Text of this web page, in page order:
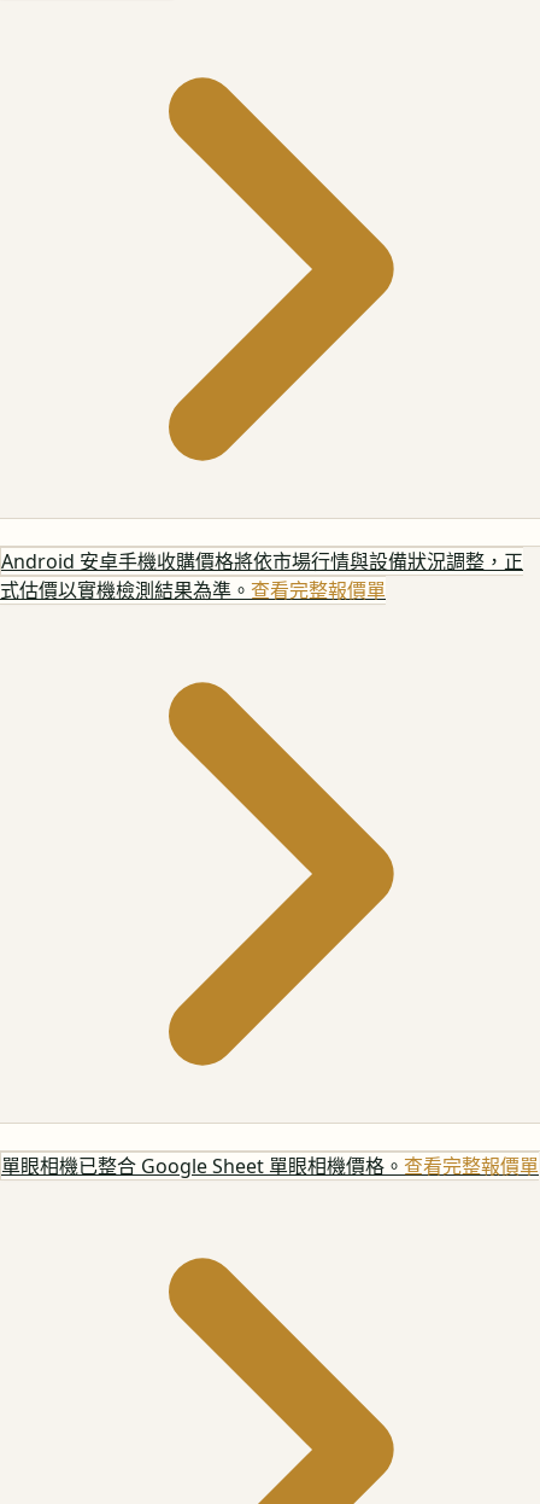
Android 安卓手機收購價格將依市場行情與設備狀況調整，正
式估價以實機檢測結果為準。 查看完整報價單
單眼相機已整合 Google Sheet 單眼相機價格。 查看完整報價單